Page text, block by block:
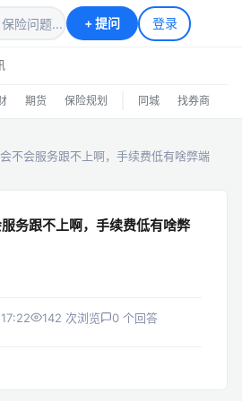
+提问 登录
期货 保险规划 同城 找券商
不会服务跟不上啊，手续费低有啥弊端
务跟不上啊，手续费低有啥弊
142 次浏览 0 个回答